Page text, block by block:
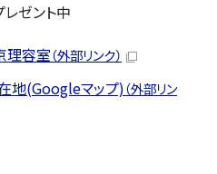
ゼント中
理容室（外部リンク）
地(Googleマップ)（外部リン